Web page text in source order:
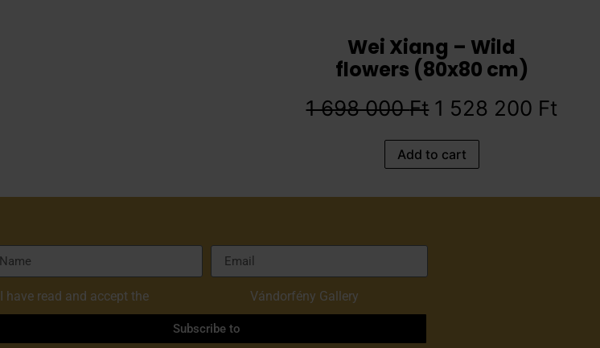
Wei Xiang – Wild
flowers (80x80 cm)
1 698 000Ft 1 528 200 Ft
Add to cart
I have read and accept the Vándorfény Gallery
Subscribe to